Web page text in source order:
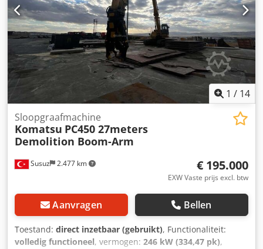
schep, verstelbare giek, Komatsu PC450 high reach
sloopmachine. Max. hoogte 28 m. Twee gieksets: high
reach en standaard voor sloopwerk. Twee sloop-scharen: -
Trevi Benne HC15ND voor primaire sloop - Trevi Benne
FR35 voor secundaire sloop. Snelwissel, hydraulisch
bediende giek-koppeling. Kantelbare bestuurderscabine.
Dkjdpfsultfnox Andjr
1 / 14
Susuz 2.477 km
Sloopgraafmachine
Komatsu PC450 27meters
Demolition Boom-Arm
€ 195.000
EXW Vaste prijs excl. btw
Aanvragen Bellen
Toestand: direct inzetbaar (gebruikt), Functionaliteit:
volledig functioneel, vermogen: 246 kW (334,47 pk),